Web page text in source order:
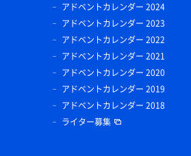
定食、トマトスライス
で漬け込んだ唐揚げがうまぁー(ﾟдﾟ)
ーやーも解禁してもた🤣🤣🤣
リンメッツライチ
アドベントカレンダー 2024
アドベントカレンダー 2023
アドベントカレンダー 2022
アドベントカレンダー 2021
アドベントカレンダー 2020
アドベントカレンダー 2019
アドベントカレンダー 2018
ライター募集